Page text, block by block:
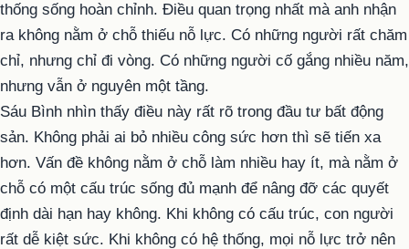
thống sống hoàn chỉnh. Điều quan trọng nhất mà anh nhận
ra không nằm ở chỗ thiếu nỗ lực. Có những người rất chăm
chỉ, nhưng chỉ đi vòng. Có những người cố gắng nhiều năm,
nhưng vẫn ở nguyên một tầng.
Sáu Bình nhìn thấy điều này rất rõ trong đầu tư bất động
sản. Không phải ai bỏ nhiều công sức hơn thì sẽ tiến xa
hơn. Vấn đề không nằm ở chỗ làm nhiều hay ít, mà nằm ở
chỗ có một cấu trúc sống đủ mạnh để nâng đỡ các quyết
định dài hạn hay không. Khi không có cấu trúc, con người
rất dễ kiệt sức. Khi không có hệ thống, mọi nỗ lực trở nên